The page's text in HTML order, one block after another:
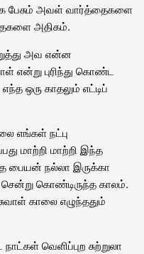
பேசும் அவள் வார்த்தைகளை
அதிகம்.
அவ என்ன
என்று புரிந்து கொண்ட
ஒரு காதலும் எட்டிப்
எங்கள் நட்பு
மாற்றி மாற்றி இந்த
பையன் நல்லா இருக்கா
கொண்டிருந்த காலம்.
காலை எழுந்ததும்
வெளிப்புற சுற்றுலா